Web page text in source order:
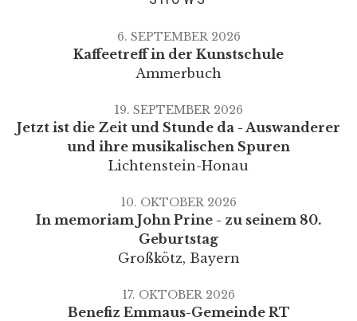
Kaffeetreff in der Kunstschule
Ammerbuch
6. SEPTEMBER 2026
Jetzt ist die Zeit und Stunde da - Auswanderer
und ihre musikalischen Spuren
Lichtenstein-Honau
19. SEPTEMBER 2026
In memoriam John Prine - zu seinem 80.
Geburtstag
Großkötz, Bayern
10. OKTOBER 2026
Benefiz Emmaus-Gemeinde RT
17. OKTOBER 2026